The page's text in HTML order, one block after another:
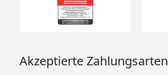
Akzeptierte Zahlungsarten